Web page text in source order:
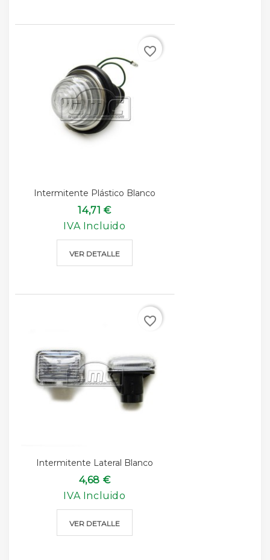
Intermitente Plástico Blanco
14,71 €
IVA Incluido
VER DETALLE
favorite_border
Intermitente Lateral Blanco
4,68 €
IVA Incluido
VER DETALLE
favorite_border